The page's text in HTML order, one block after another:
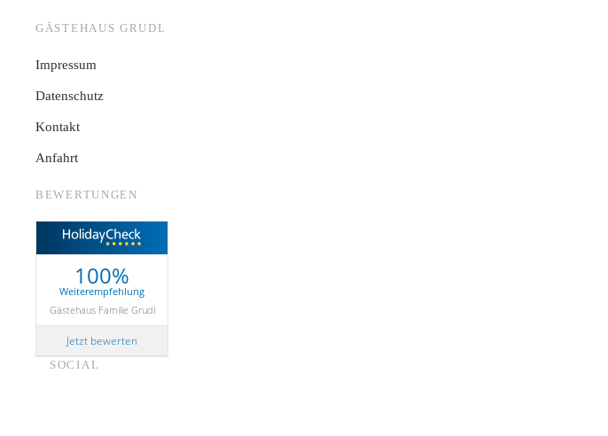
GÄSTEHAUS GRUDL
Impressum
Datenschutz
Kontakt
Anfahrt
BEWERTUNGEN
100%
Weiterempfehlung
Gästehaus Familie Grudl
Jetzt bewerten
SOCIAL